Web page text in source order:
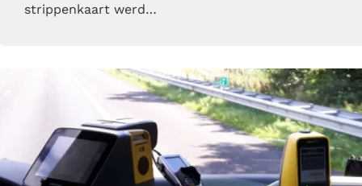
strippenkaart werd…